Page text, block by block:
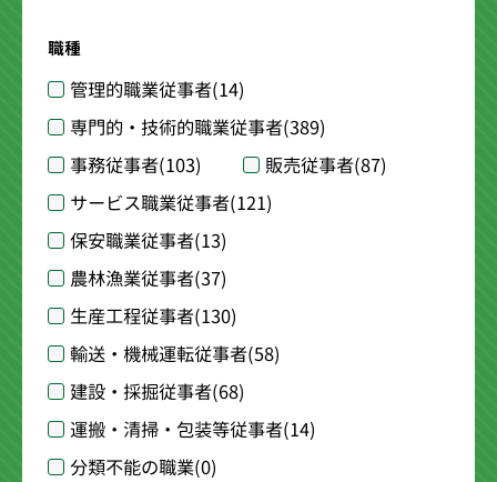
職種
管理的職業従事者(14)
専門的・技術的職業従事者(389)
事務従事者(103) 販売従事者(87)
サービス職業従事者(121)
保安職業従事者(13)
農林漁業従事者(37)
生産工程従事者(130)
輸送・機械運転従事者(58)
建設・採掘従事者(68)
運搬・清掃・包装等従事者(14)
分類不能の職業(0)